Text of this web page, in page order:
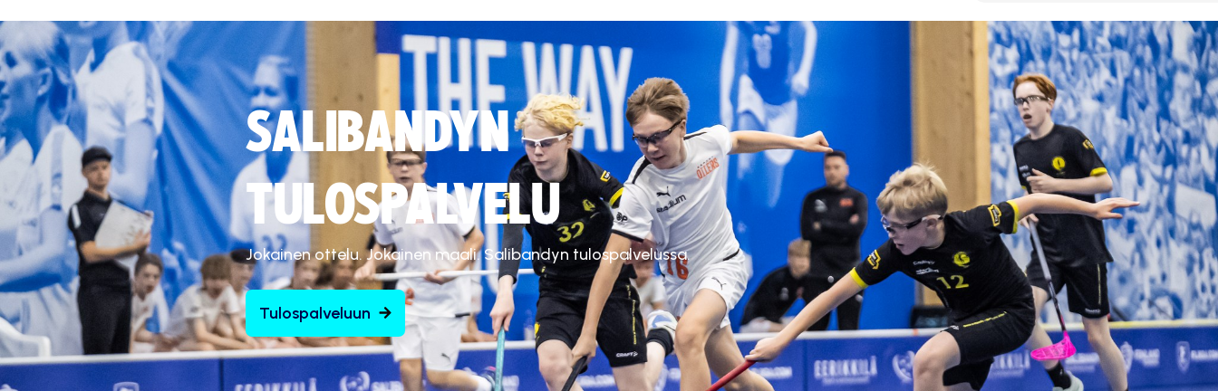
SALIBANDYN
TULOSPALVELU
Jokainen ottelu. Jokainen maali. Salibandyn tulospalvelussa.
Tulospalveluun